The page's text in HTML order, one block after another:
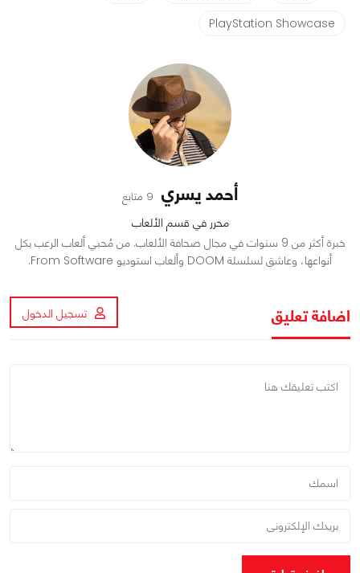
PlayStation Showcase
أحمد يسري 9 متابع
محرر في قسم الألعاب
خبرة أكثر من 9 سنوات في مجال صحافة الألعاب. من مُحبي ألعاب الرعب بكل
أنواعها، وعاشق لسلسلة DOOM وألعاب استوديو From Software.
اضافة تعليق تسجيل الدخول